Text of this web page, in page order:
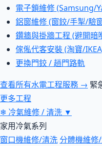
電子鎖維修 (Samsung/
鋁窗維修 (窗鉸/手掣/驗
鑽牆與掛牆工程 (避開暗
傢俬代客安裝 (淘寶/
更換門鉸 / 趟門路軌
查看所有水電工程服務 → 緊
更多工程
❄ 冷氣維修 / 清洗 ▼
家用冷氣系列
窗口機維修/清洗 分體機維修